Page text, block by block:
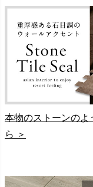
本物のストーンのよ
ら ＞